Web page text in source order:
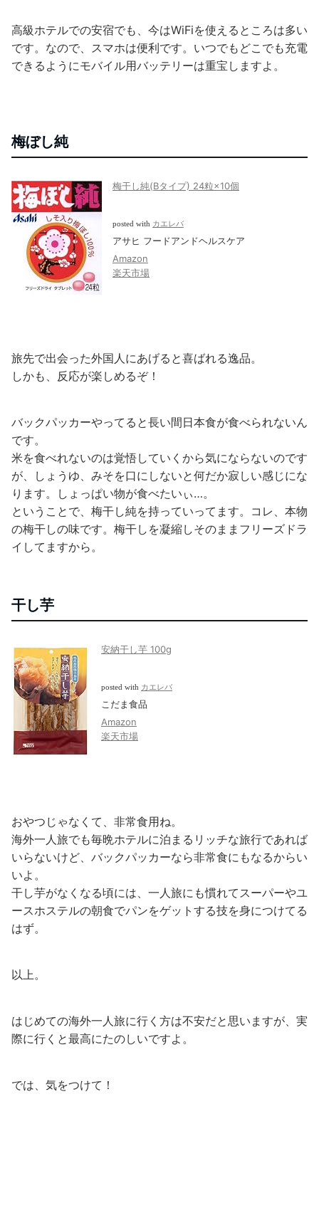
高級ホテルでの安宿でも、今はWiFiを使えるところは多い
です。なので、スマホは便利です。いつでもどこでも充電
できるようにモバイル用バッテリーは重宝しますよ。
梅ぼし純
梅干し純(Bタイプ) 24粒×10個
posted with カエレバ
アサヒ フードアンドヘルスケア
Amazon
楽天市場
旅先で出会った外国人にあげると喜ばれる逸品。
しかも、反応が楽しめるぞ！
バックパッカーやってると長い間日本食が食べられないん
です。
米を食べれないのは覚悟していくから気にならないのです
が、しょうゆ、みそを口にしないと何だか寂しい感じにな
ります。しょっぱい物が食べたいぃ…。
ということで、梅干し純を持っていってます。コレ、本物
の梅干しの味です。梅干しを凝縮しそのままフリーズドラ
イしてますから。
干し芋
安納干し芋 100g
posted with カエレバ
こだま食品
Amazon
楽天市場
おやつじゃなくて、非常食用ね。
海外一人旅でも毎晩ホテルに泊まるリッチな旅行であれば
いらないけど、バックパッカーなら非常食にもなるからい
いよ。
干し芋がなくなる頃には、一人旅にも慣れてスーパーやユ
ースホステルの朝食でパンをゲットする技を身につけてる
はず。
以上。
はじめての海外一人旅に行く方は不安だと思いますが、実
際に行くと最高にたのしいですよ。
では、気をつけて！